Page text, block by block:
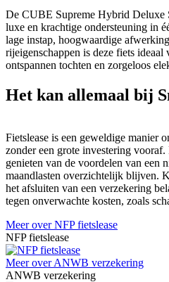
De CUBE Supreme Hybrid Deluxe
luxe en krachtige ondersteuning in
lage instap, hoogwaardige
rijeigenschappen is deze fiets ideaal
ontspannen tochten en zorgeloos
Het kan allemaal bij
Fietslease is een geweldige manier
zonder een grote investering
genieten van de voordelen van een
maandlasten overzichtelijk blijven.
het afsluiten van een verzekering
tegen onverwachte kosten, zoals
Meer over NFP fietslease
NFP fietslease
Meer over ANWB verzekering
ANWB verzekering